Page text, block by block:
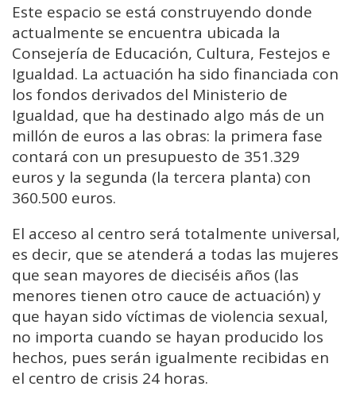
Este espacio se está construyendo donde
actualmente se encuentra ubicada la
Consejería de Educación, Cultura, Festejos e
Igualdad. La actuación ha sido financiada con
los fondos derivados del Ministerio de
Igualdad, que ha destinado algo más de un
millón de euros a las obras: la primera fase
contará con un presupuesto de 351.329
euros y la segunda (la tercera planta) con
360.500 euros.
El acceso al centro será totalmente universal,
es decir, que se atenderá a todas las mujeres
que sean mayores de dieciséis años (las
menores tienen otro cauce de actuación) y
que hayan sido víctimas de violencia sexual,
no importa cuando se hayan producido los
hechos, pues serán igualmente recibidas en
el centro de crisis 24 horas.